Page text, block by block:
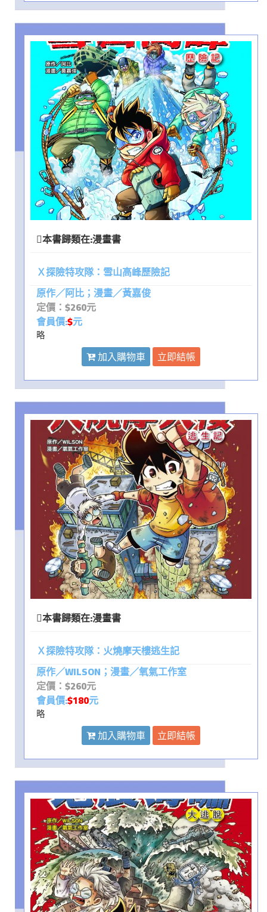
本書歸類在:漫畫書
Ｘ探險特攻隊：雪山高峰歷險記
原作／阿比；漫畫／黃嘉俊
定價：$260元
會員價:$元
略
加入購物車 立即結帳
本書歸類在:漫畫書
Ｘ探險特攻隊：火燒摩天樓逃生記
原作／WILSON；漫畫／氧氣工作室
定價：$260元
會員價:$180元
略
加入購物車 立即結帳